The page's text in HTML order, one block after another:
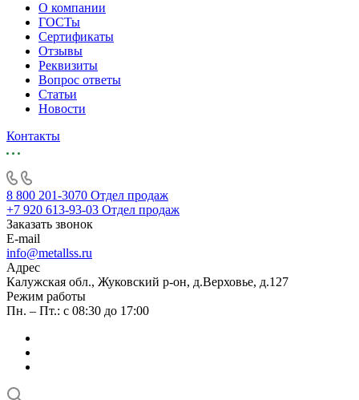
О компании
ГОСТы
Сертификаты
Отзывы
Реквизиты
Вопрос ответы
Статьи
Новости
Контакты
8 800 201-3070 Отдел продаж
+7 920 613-93-03 Отдел продаж
Заказать звонок
E-mail
info@metallss.ru
Адрес
Калужская обл., Жуковский р-он, д.Верховье, д.127
Режим работы
Пн. – Пт.: с 08:30 до 17:00